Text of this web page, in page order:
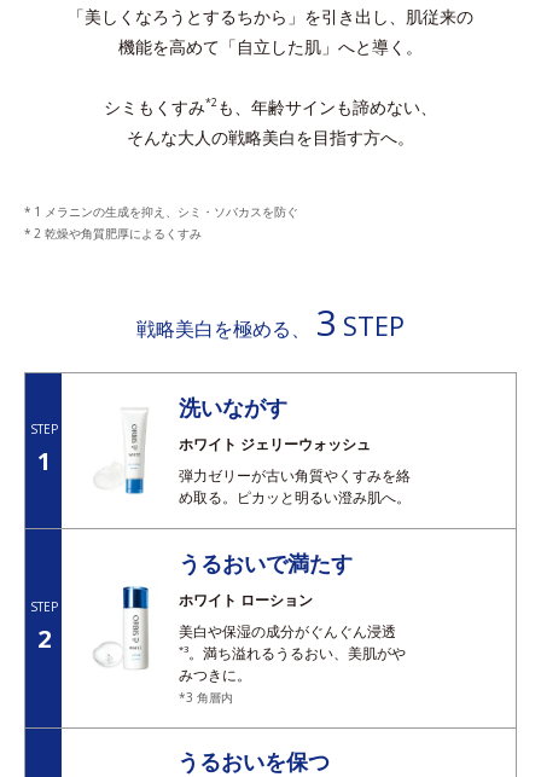
「美しくなろうとするちから」を引き出し、肌従来の
機能を高めて「自立した肌」へと導く。
シミもくすみ*2も、年齢サインも諦めない、
そんな大人の戦略美白を目指す方へ。
1 メラニンの生成を抑え、シミ・ソバカスを防ぐ
2 乾燥や角質肥厚によるくすみ
戦略美白を極める、 3 STEP
STEP
1
洗いながす
ホワイト ジェリーウォッシュ
弾力ゼリーが古い角質やくすみを絡
め取る。ピカッと明るい澄み肌へ。
STEP
2
うるおいで満たす
ホワイト ローション
美白や保湿の成分がぐんぐん浸透
*3。満ち溢れるうるおい、美肌がや
みつきに。
*3 角層内
うるおいを保つ